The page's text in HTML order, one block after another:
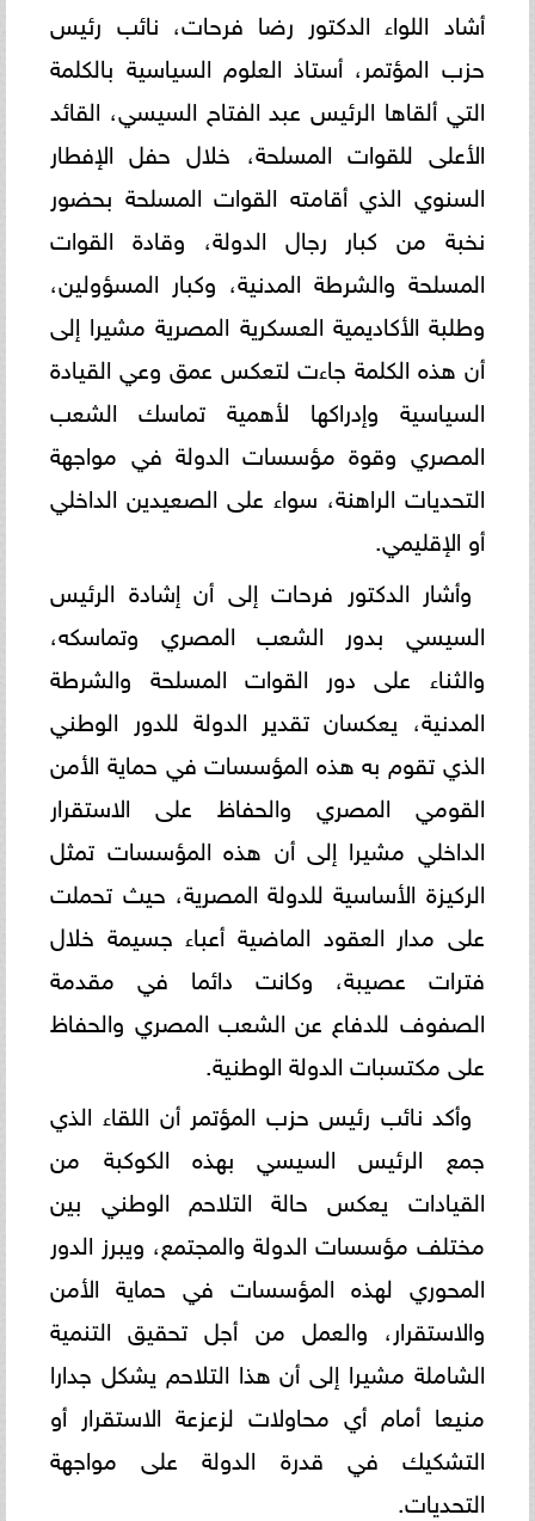
أشاد اللواء الدكتور رضا فرحات، نائب رئيس
حزب المؤتمر، أستاذ العلوم السياسية بالكلمة
التي ألقاها الرئيس عبد الفتاح السيسي، القائد
الأعلى للقوات المسلحة، خلال حفل الإفطار
السنوي الذي أقامته القوات المسلحة بحضور
نخبة من كبار رجال الدولة، وقادة القوات
المسلحة والشرطة المدنية، وكبار المسؤولين،
وطلبة الأكاديمية العسكرية المصرية مشيرا إلى
أن هذه الكلمة جاءت لتعكس عمق وعي القيادة
السياسية وإدراكها لأهمية تماسك الشعب
المصري وقوة مؤسسات الدولة في مواجهة
التحديات الراهنة، سواء على الصعيدين الداخلي
أو الإقليمي.
وأشار الدكتور فرحات إلى أن إشادة الرئيس
السيسي بدور الشعب المصري وتماسكه،
والثناء على دور القوات المسلحة والشرطة
المدنية، يعكسان تقدير الدولة للدور الوطني
الذي تقوم به هذه المؤسسات في حماية الأمن
القومي المصري والحفاظ على الاستقرار
الداخلي مشيرا إلى أن هذه المؤسسات تمثل
الركيزة الأساسية للدولة المصرية، حيث تحملت
على مدار العقود الماضية أعباء جسيمة خلال
فترات عصيبة، وكانت دائما في مقدمة
الصفوف للدفاع عن الشعب المصري والحفاظ
على مكتسبات الدولة الوطنية.
وأكد نائب رئيس حزب المؤتمر أن اللقاء الذي
جمع الرئيس السيسي بهذه الكوكبة من
القيادات يعكس حالة التلاحم الوطني بين
مختلف مؤسسات الدولة والمجتمع، ويبرز الدور
المحوري لهذه المؤسسات في حماية الأمن
والاستقرار، والعمل من أجل تحقيق التنمية
الشاملة مشيرا إلى أن هذا التلاحم يشكل جدارا
منيعا أمام أي محاولات لزعزعة الاستقرار أو
التشكيك في قدرة الدولة على مواجهة
التحديات.